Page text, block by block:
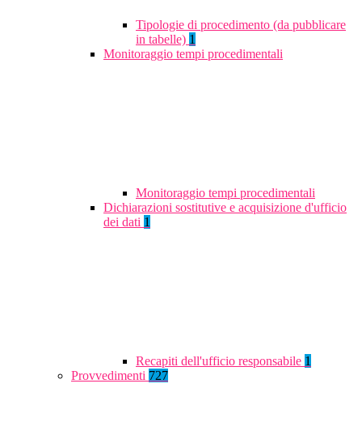
Tipologie di procedimento (da pubblicare
in tabelle) 1
Monitoraggio tempi procedimentali
Monitoraggio tempi procedimentali
Dichiarazioni sostitutive e acquisizione d'ufficio
dei dati 1
Recapiti dell'ufficio responsabile 1
Provvedimenti 727